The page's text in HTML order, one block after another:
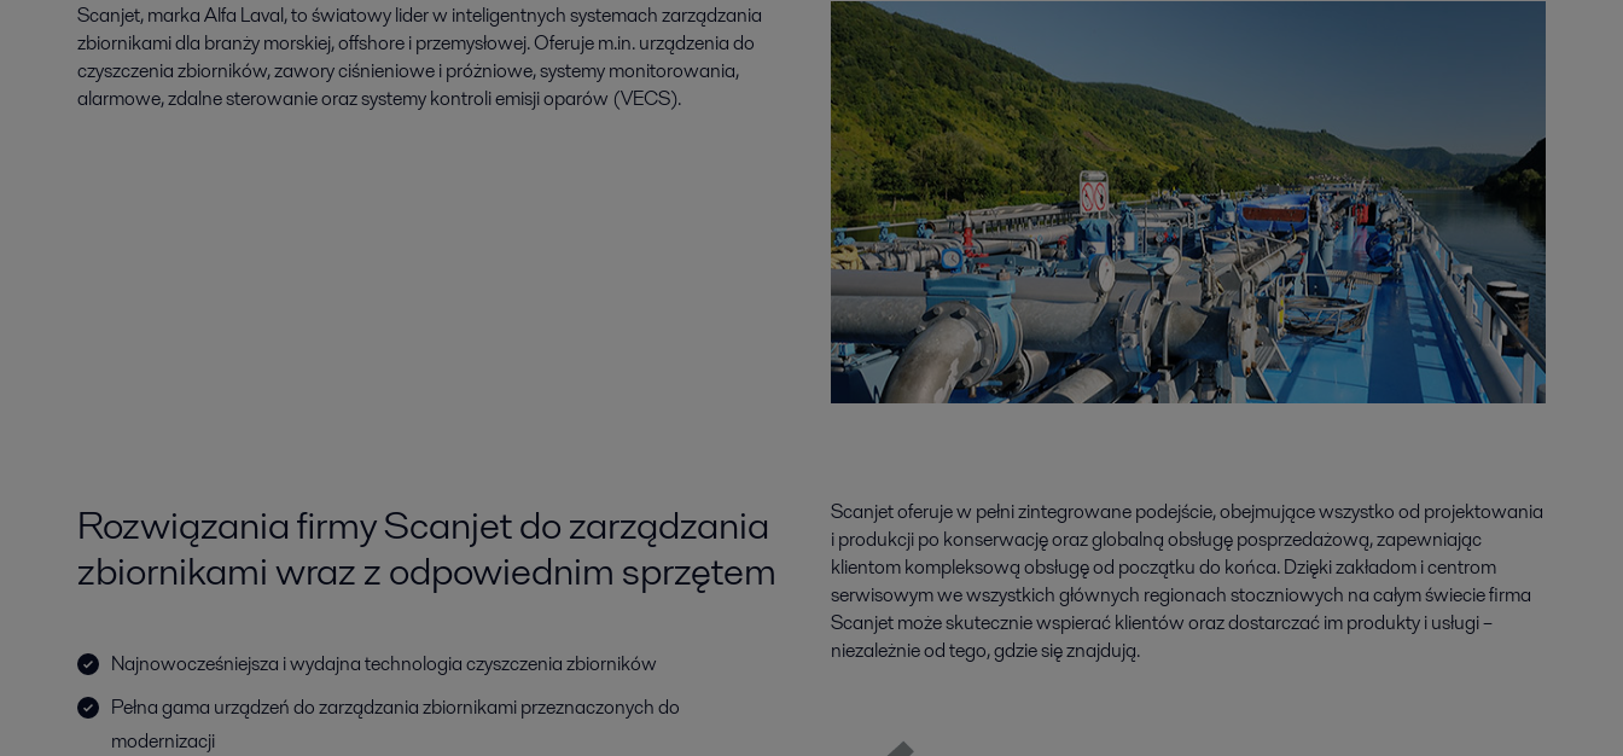
Scanjet, marka Alfa Laval, to światowy lider w inteligentnych systemach zarządzania
zbiornikami dla branży morskiej, offshore i przemysłowej. Oferuje m.in. urządzenia do
czyszczenia zbiorników, zawory ciśnieniowe i próżniowe, systemy monitorowania,
alarmowe, zdalne sterowanie oraz systemy kontroli emisji oparów (VECS).
Rozwiązania firmy Scanjet do zarządzania
zbiornikami wraz z odpowiednim sprzętem
Najnowocześniejsza i wydajna technologia czyszczenia zbiorników
Pełna gama urządzeń do zarządzania zbiornikami przeznaczonych do
modernizacji
Scanjet oferuje w pełni zintegrowane podejście, obejmujące wszystko od projektowania
i produkcji po konserwację oraz globalną obsługę posprzedażową, zapewniając
klientom kompleksową obsługę od początku do końca. Dzięki zakładom i centrom
serwisowym we wszystkich głównych regionach stoczniowych na całym świecie firma
Scanjet może skutecznie wspierać klientów oraz dostarczać im produkty i usługi –
niezależnie od tego, gdzie się znajdują.